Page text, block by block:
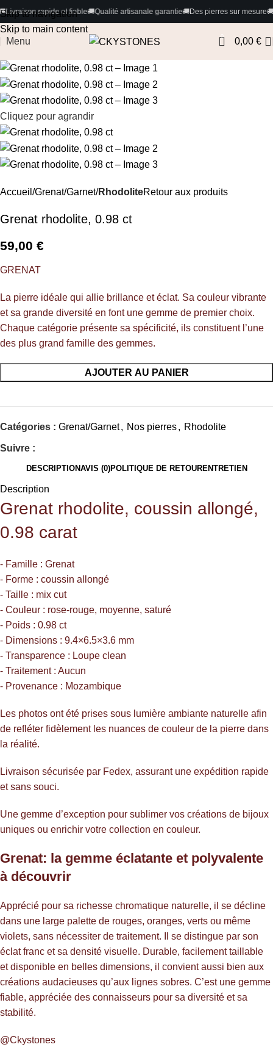
Skip to navigation
Skip to main content
et fiable🚚Qualité artisanale garantie🚚Des pierres sur mesure🚚 Paiements
Menu 0 0,00 €
Cliquez pour agrandir
Accueil Grenat/Garnet RhodoliteRetour aux produits
Grenat rhodolite, 0.98 ct
59,00 €
GRENAT
La pierre idéale qui allie brillance et éclat. Sa couleur vibrante
et sa grande diversité en font une gemme de premier choix.
Chaque catégorie présente sa spécificité, ils constituent l’une
des plus grand famille des gemmes.
AJOUTER AU PANIER
Catégories : Grenat/Garnet, Nos pierres, Rhodolite
Suivre :
DESCRIPTIONAVIS (0)POLITIQUE DE RETOURENTRETIEN
Description
Grenat rhodolite, coussin allongé,
0.98 carat
⁃ Famille : Grenat
⁃ Forme : coussin allongé
⁃ Taille : mix cut
⁃ Couleur : rose-rouge, moyenne, saturé
⁃ Poids : 0.98 ct
⁃ Dimensions : 9.4×6.5×3.6 mm
⁃ Transparence : Loupe clean
⁃ Traitement : Aucun
⁃ Provenance : Mozambique
Les photos ont été prises sous lumière ambiante naturelle afin
de refléter fidèlement les nuances de couleur de la pierre dans
la réalité.
Livraison sécurisée par Fedex, assurant une expédition rapide
et sans souci.
Une gemme d’exception pour sublimer vos créations de bijoux
uniques ou enrichir votre collection en couleur.
Grenat: la gemme éclatante et polyvalente
à découvrir
Apprécié pour sa richesse chromatique naturelle, il se décline
dans une large palette de rouges, oranges, verts ou même
violets, sans nécessiter de traitement. Il se distingue par son
éclat franc et sa densité visuelle. Durable, facilement taillable
et disponible en belles dimensions, il convient aussi bien aux
créations audacieuses qu’aux lignes sobres. C’est une gemme
fiable, appréciée des connaisseurs pour sa diversité et sa
stabilité.
@Ckystones